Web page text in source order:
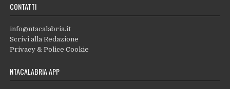
CONTATTI
info@ntacalabria.it
Scrivi alla Redazione
Privacy & Police Cookie
NTACALABRIA APP